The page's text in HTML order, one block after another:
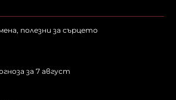
полезни за сърцето
за 7 август